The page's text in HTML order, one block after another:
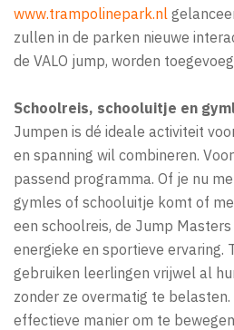
www.trampolinepark.nl
zullen in de parken nieuwe
de VALO jump, worden
Schoolreis, schooluitje en
Jumpen is dé ideale activiteit
en spanning wil combineren.
passend programma. Of je nu
gymles of schooluitje komt of
een schoolreis, de Jump
energieke en sportieve ervaring.
gebruiken leerlingen vrijwel al
zonder ze overmatig te belasten.
effectieve manier om te